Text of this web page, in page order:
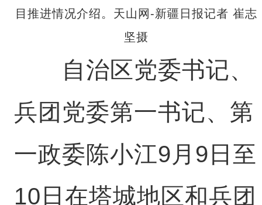
目推进情况介绍。天山网-新疆日报记者 崔志
坚摄
自治区党委书记、
兵团党委第一书记、第
一政委陈小江9月9日至
10日在塔城地区和兵团